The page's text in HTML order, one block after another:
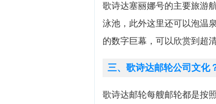
歌诗达塞丽娜号的主要旅游
泳池，此外这里还可以泡温
的数字巨幕，可以欣赏到超
三、歌诗达邮轮公司文化
歌诗达邮轮每艘邮轮都是按